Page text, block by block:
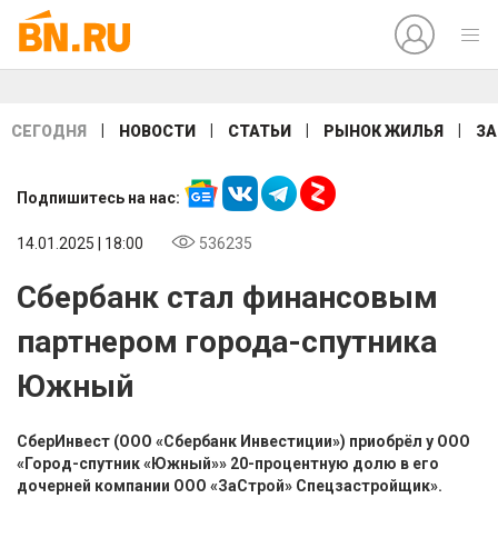
СЕГОДНЯ НОВОСТИ СТАТЬИ РЫНОК ЖИЛЬЯ
Подпишитесь на нас:
14.01.2025 | 18:00 536235
Сбербанк стал финансовым
партнером города-спутника
Южный
СберИнвест (ООО «Сбербанк Инвестиции») приобрёл у ООО
«Город-спутник «Южный»» 20-процентную долю в его
дочерней компании ООО «ЗаСтрой» Спецзастройщик».